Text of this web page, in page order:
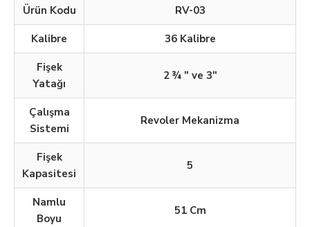
Ürün Kodu RV-03
Kalibre 36 Kalibre
Fişek
Yatağı
2 ¾ " ve 3"​
Çalışma
Sistemi
Revoler Mekanizma
Fişek
Kapasitesi
5
Namlu
Boyu
51 Cm